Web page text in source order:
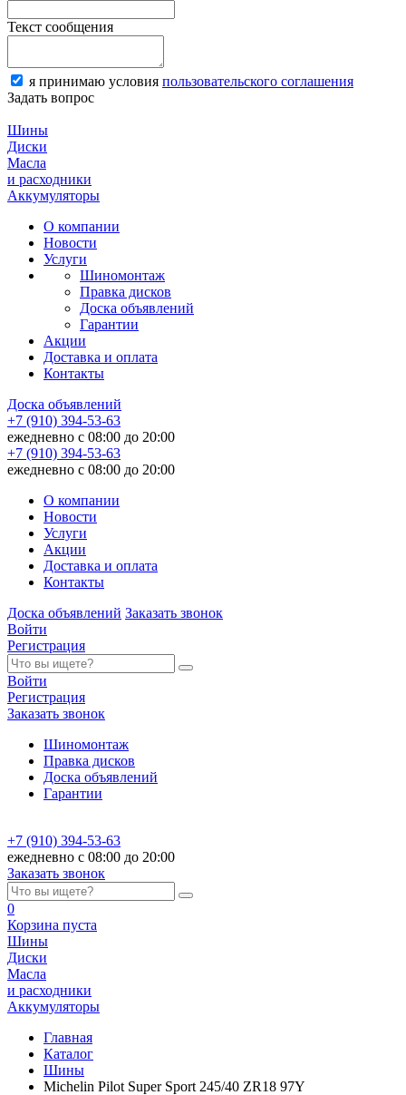
Текст сообщения
я принимаю условия пользовательского соглашения
Задать вопрос
Шины
Диски
Масла
и расходники
Аккумуляторы
О компании
Новости
Услуги
Шиномонтаж
Правка дисков
Доска объявлений
Гарантии
Акции
Доставка и оплата
Контакты
Доска объявлений
+7 (910) 394-53-63
ежедневно с 08:00 до 20:00
+7 (910) 394-53-63
ежедневно с 08:00 до 20:00
О компании
Новости
Услуги
Акции
Доставка и оплата
Контакты
Доска объявлений Заказать звонок
Войти
Регистрация
Войти
Регистрация
Заказать звонок
Шиномонтаж
Правка дисков
Доска объявлений
Гарантии
+7 (910) 394-53-63
ежедневно с 08:00 до 20:00
Заказать звонок
0
Корзина пуста
Шины
Диски
Масла
и расходники
Аккумуляторы
Главная
Каталог
Шины
Michelin Pilot Super Sport 245/40 ZR18 97Y